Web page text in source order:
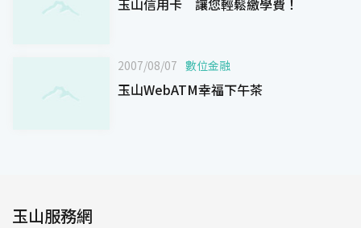
2007/08/07 數位金融
玉山WebATM幸福下午茶
玉山服務網